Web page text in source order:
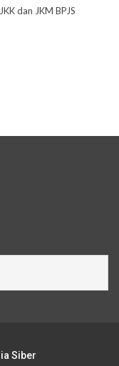
dan JKM BPJS
Siber